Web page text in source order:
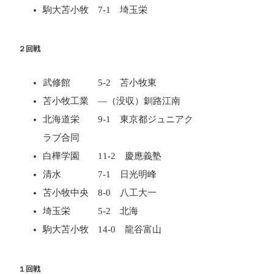
駒大苫小牧 7-1 埼玉栄
２回戦
武修館 5-2 苫小牧東
苫小牧工業 ―（没収）釧路江南
北海道栄 9-1 東京都ジュニアク
ラブ合同
白樺学園 11-2 慶應義塾
清水 7-1 日光明峰
苫小牧中央 8-0 八工大一
埼玉栄 5-2 北海
駒大苫小牧 14-0 龍谷富山
１回戦